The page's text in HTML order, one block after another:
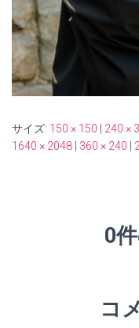
サイズ: 150 × 150 240 ×
1640 × 2048
360 × 240
0
コ